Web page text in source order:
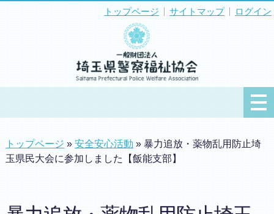
トップページ サイトマップ ログイン
トップページ »安全安心活動 » 暴力追放・薬物乱用防止埼
玉県民大会に参加しました【飯能支部】